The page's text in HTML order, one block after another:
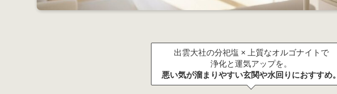
出雲大社の分祀塩 × 上質なオルゴナイトで
浄化と運気アップを。
悪い気が溜まりやすい玄関や水回りにおすすめ。